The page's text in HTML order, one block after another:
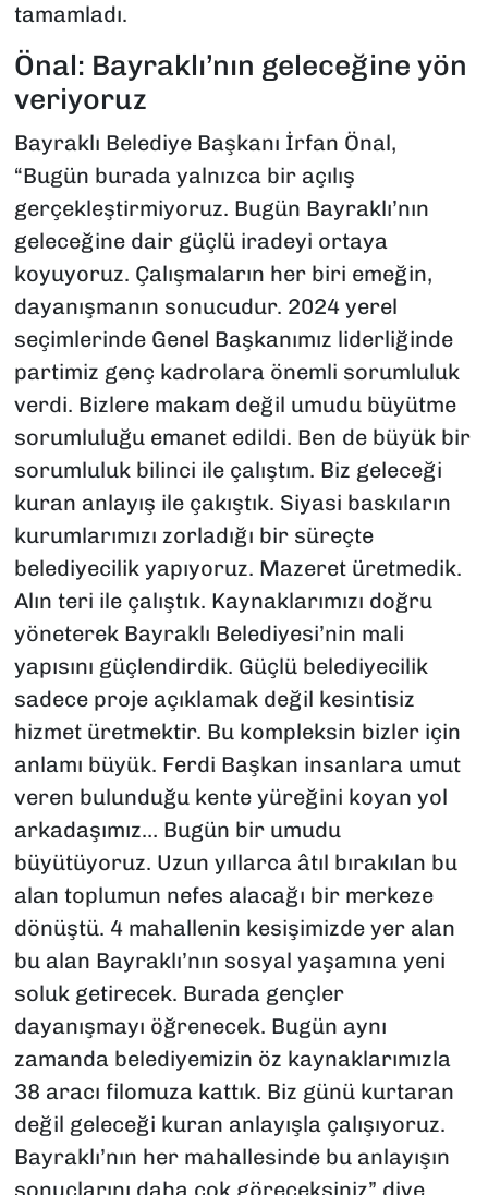
tamamladı.
Önal: Bayraklı’nın geleceğine yön
veriyoruz
Bayraklı Belediye Başkanı İrfan Önal,
“Bugün burada yalnızca bir açılış
gerçekleştirmiyoruz. Bugün Bayraklı’nın
geleceğine dair güçlü iradeyi ortaya
koyuyoruz. Çalışmaların her biri emeğin,
dayanışmanın sonucudur. 2024 yerel
seçimlerinde Genel Başkanımız liderliğinde
partimiz genç kadrolara önemli sorumluluk
verdi. Bizlere makam değil umudu büyütme
sorumluluğu emanet edildi. Ben de büyük bir
sorumluluk bilinci ile çalıştım. Biz geleceği
kuran anlayış ile çakıştık. Siyasi baskıların
kurumlarımızı zorladığı bir süreçte
belediyecilik yapıyoruz. Mazeret üretmedik.
Alın teri ile çalıştık. Kaynaklarımızı doğru
yöneterek Bayraklı Belediyesi’nin mali
yapısını güçlendirdik. Güçlü belediyecilik
sadece proje açıklamak değil kesintisiz
hizmet üretmektir. Bu kompleksin bizler için
anlamı büyük. Ferdi Başkan insanlara umut
veren bulunduğu kente yüreğini koyan yol
arkadaşımız… Bugün bir umudu
büyütüyoruz. Uzun yıllarca âtıl bırakılan bu
alan toplumun nefes alacağı bir merkeze
dönüştü. 4 mahallenin kesişimizde yer alan
bu alan Bayraklı’nın sosyal yaşamına yeni
soluk getirecek. Burada gençler
dayanışmayı öğrenecek. Bugün aynı
zamanda belediyemizin öz kaynaklarımızla
38 aracı filomuza kattık. Biz günü kurtaran
değil geleceği kuran anlayışla çalışıyoruz.
Bayraklı’nın her mahallesinde bu anlayışın
sonuçlarını daha çok göreceksiniz” diye